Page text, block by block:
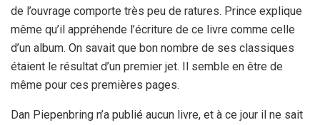
de l’ouvrage comporte très peu de ratures. Prince explique
même qu’il appréhende l’écriture de ce livre comme celle
d’un album. On savait que bon nombre de ses classiques
étaient le résultat d’un premier jet. Il semble en être de
même pour ces premières pages.
Dan Piepenbring n’a publié aucun livre, et à ce jour il ne sait